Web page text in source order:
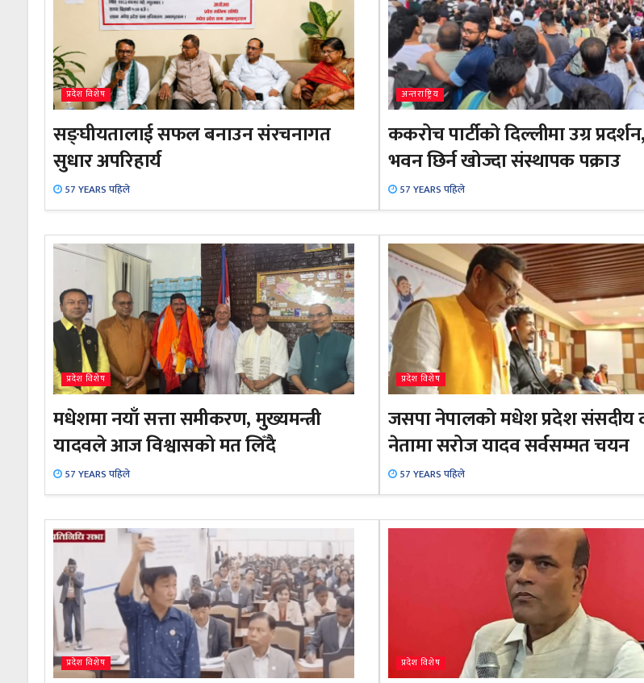
प्रदेश विशेष
सङ्घीयतालाई सफल बनाउन संरचनागत
सुधार अपरिहार्य
57 YEARS पहिले
अन्तराष्ट्रिय
ककरोच पार्टीको दिल्लीमा उग्र
भवन छिर्न खोज्दा संस्थापक पक्राउ
57 YEARS पहिले
प्रदेश विशेष
मधेशमा नयाँ सत्ता समीकरण, मुख्यमन्त्री
यादवले आज विश्वासको मत लिँदै
57 YEARS पहिले
प्रदेश विशेष
जसपा नेपालको मधेश प्रदेश संसदीय
नेतामा सरोज यादव सर्वसम्मत चयन
57 YEARS पहिले
प्रदेश विशेष प्रदेश विशेष